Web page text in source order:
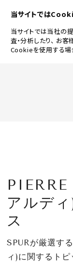
当サイトでは
当サイトでは当社の
査・分析したり、 お客
Cookieを使用する場
LIFESTYLE
CULTURE
CELEBRITY
アルデ
ス
SPURが厳選す
ィ)に関するトピ